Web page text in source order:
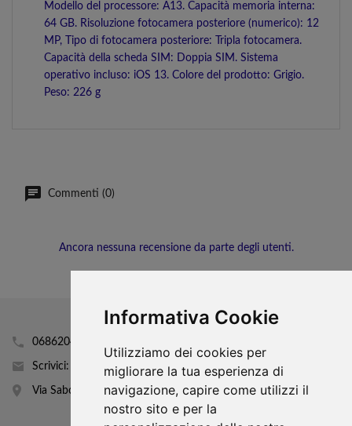
Informativa Cookie
Utilizziamo dei cookies per
migliorare la tua esperienza di
navigazione, capire come utilizzi il
nostro sito e per la
Modello del processore: A13. Capacità memoria interna:
64 GB. Risoluzione fotocamera posteriore (numerico): 12
MP, Tipo di fotocamera posteriore: Tripla fotocamera.
Capacità della scheda SIM: Doppia SIM. Sistema
operativo incluso: iOS 13. Colore del prodotto: Grigio.
Peso: 226 g
Commenti (0)
Ancora nessuna recensione da parte degli utenti.
0686204160
Scrivici: info@mobhi.it
Via Sabotino 43